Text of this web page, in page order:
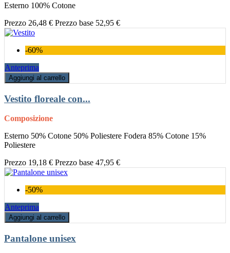
Esterno 100% Cotone
Prezzo 26,48 € Prezzo base 52,95 €
-60%
Anteprima
Aggiungi al carrello
Vestito floreale con...
Composizione
Esterno 50% Cotone 50% Poliestere Fodera 85% Cotone 15%
Poliestere
Prezzo 19,18 € Prezzo base 47,95 €
-50%
Anteprima
Aggiungi al carrello
Pantalone unisex